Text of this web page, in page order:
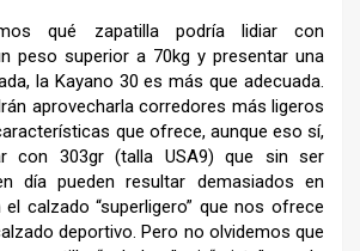
qué zapatilla podría lidiar con
peso superior a 70kg y presentar una
la Kayano 30 es más que adecuada.
aprovecharla corredores más ligeros
que ofrece, aunque eso sí,
con 303gr (talla USA9) que sin ser
día pueden resultar demasiados en
calzado “superligero” que nos ofrece
deportivo. Pero no olvidemos que